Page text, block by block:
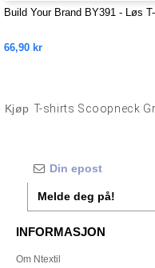
Build Your Brand BY391 - Løs
66,90 kr
Kjøp T-shirts Scoopneck
Melde deg på!
INFORMASJON
Om Ntextil